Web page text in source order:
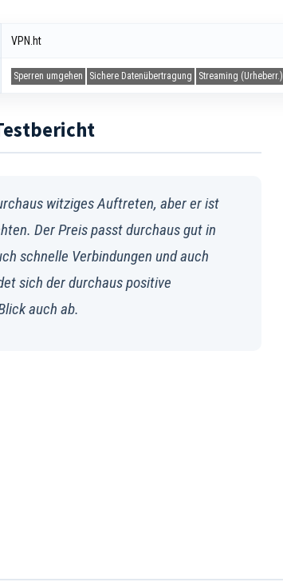
VPN.ht
Sperren umgehen Sichere Datenübertragung Streaming (Urheberr.)
witziges Auftreten, aber er ist
Der Preis passt durchaus gut in
schnelle Verbindungen und auch
sich der durchaus positive
auch ab.